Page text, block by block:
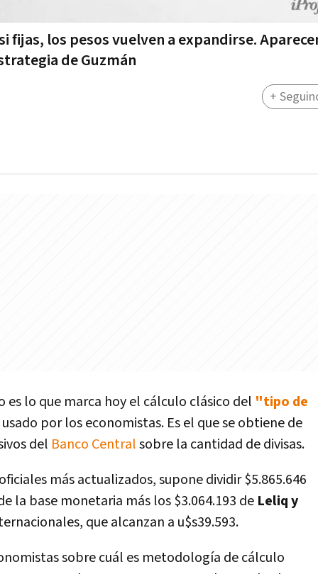
fijas, los pesos vuelven a expandirse.
de Guzmán
+
es lo que marca hoy el cálculo clásico del "tipo de
por los economistas. Es el que se obtiene de
del Banco Centralsobre la cantidad de divisas.
más actualizados, supone dividir $5.865.646
la base monetaria más los $3.064.193 de Leliq y
que alcanzan a u$s39.593.
sobre cuál es metodología de cálculo